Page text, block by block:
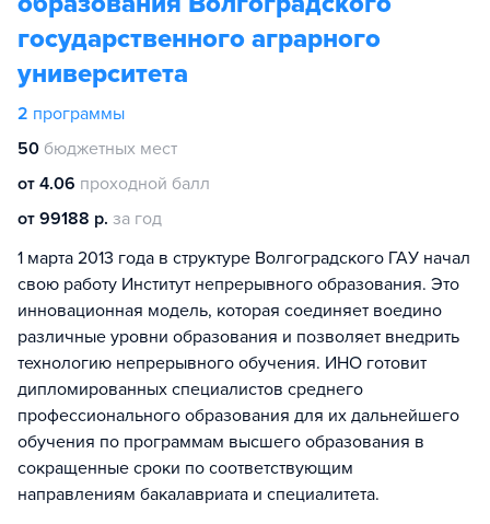
государственного аграрного
университета
2 программы
50 бюджетных мест
от 4.06 проходной балл
от 99188 р. за год
1 марта 2013 года в структуре Волгоградского ГАУ начал
свою работу Институт непрерывного образования. Это
инновационная модель, которая соединяет воедино
различные уровни образования и позволяет внедрить
технологию непрерывного обучения. ИНО готовит
дипломированных специалистов среднего
профессионального образования для их дальнейшего
обучения по программам высшего образования в
сокращенные сроки по соответствующим
направлениям бакалавриата и специалитета.